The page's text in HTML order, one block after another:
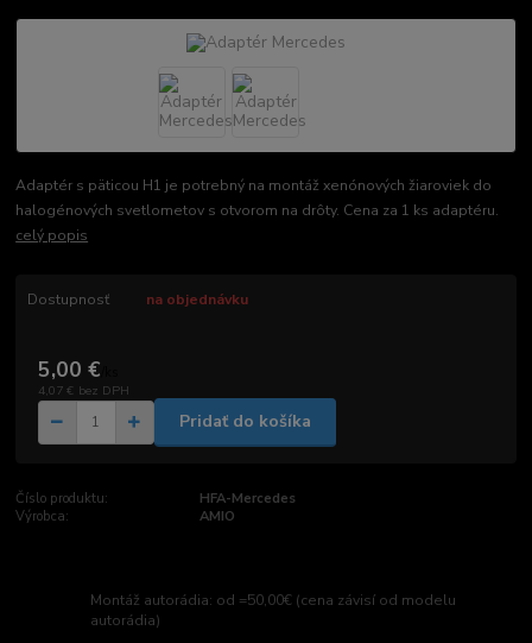
Adaptér s päticou H1 je potrebný na montáž xenónových žiaroviek do
halogénových svetlometov s otvorom na drôty. Cena za 1 ks adaptéru.
celý popis
Dostupnosť na objednávku
5,00 €
4,07 € bez DPH
Pridať do košíka
Číslo produktu:
HFA-Mercedes
Výrobca:
AMIO
Montáž autorádia: od =50,00€ (cena závisí od modelu
autorádia)